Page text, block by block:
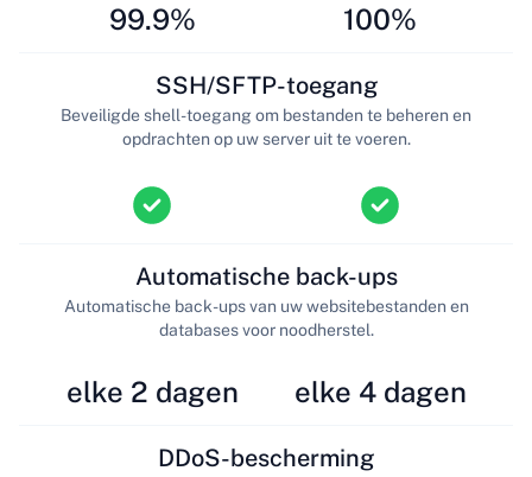
99.9% 100%
SSH/SFTP-toegang
Beveiligde shell-toegang om bestanden te beheren en
opdrachten op uw server uit te voeren.
elke 2 dagen
Automatische back-ups
Automatische back-ups van uw websitebestanden en
databases voor noodherstel.
elke 4 dagen
DDoS-bescherming